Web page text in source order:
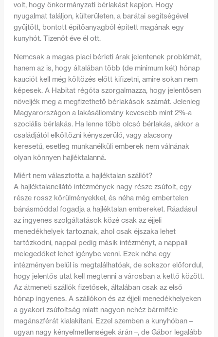
volt, hogy önkormányzati bérlakást kapjon. Hogy
nyugalmat találjon, külterületen, a barátai segítségével
gyűjtött, bontott építőanyagból épített magának egy
kunyhót. Tizenöt éve él ott.
Nemcsak a magas piaci bérleti árak jelentenek problémát,
hanem az is, hogy általában több (de minimum két) hónap
kauciót kell még költözés előtt kifizetni, amire sokan nem
képesek. A Habitat régóta szorgalmazza, hogy jelentősen
növeljék meg a megfizethető bérlakások számát. Jelenleg
Magyarországon a lakásállomány kevesebb mint 2%-a
szociális bérlakás. Ha lenne több olcsó bérlakás, akkor a
családjától elköltözni kényszerülő, vagy alacsony
keresetű, esetleg munkanélküli emberek nem válnának
olyan könnyen hajléktalanná.
Miért nem választotta a hajléktalan szállót?
A hajléktalanellátó intézmények nagy része zsúfolt, egy
része rossz körülményekkel, és néha még embertelen
bánásmóddal fogadja a hajléktalan embereket. Ráadásul
az ingyenes szolgáltatások közé csak az éjjeli
menedékhelyek tartoznak, ahol csak éjszaka lehet
tartózkodni, nappal pedig másik intézményt, a nappali
melegedőket lehet igénybe venni. Ezek néha egy
intézményen belül is megtalálhatóak, de sokszor előfordul,
hogy jelentős utat kell megtenni a városban a kettő között.
Az átmeneti szállók fizetősek, általában csak az első
hónap ingyenes. A szállókon és az éjjeli menedékhelyeken
a gyakori zsúfoltság miatt nagyon nehéz bármiféle
magánszférát kialakítani. Ezzel szemben a kunyhóban –
ugyan nagy kényelmetlenségek árán –, de Gábor legalább